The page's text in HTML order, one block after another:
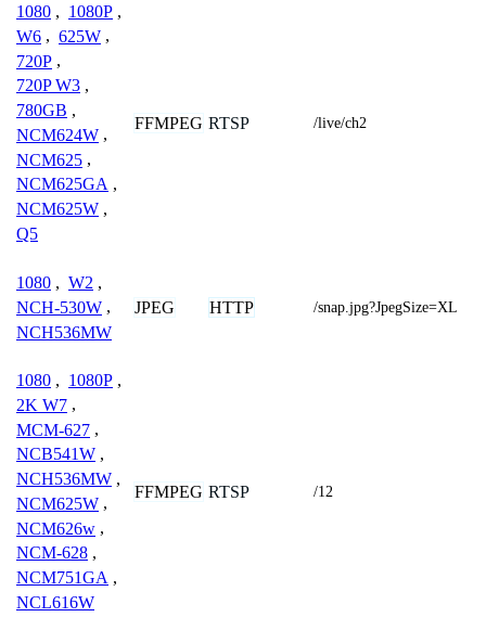
1080 , 1080P ,
W6 , 625W ,
720P ,
720P W3 ,
780GB ,
NCM624W ,
NCM625 ,
NCM625GA ,
NCM625W ,
Q5
FFMPEG RTSP /live/ch2
1080 , W2 ,
NCH-530W ,
NCH536MW
JPEG HTTP /snap.jpg?JpegSize=XL
1080 , 1080P ,
2K W7 ,
MCM-627 ,
NCB541W ,
NCH536MW ,
NCM625W ,
NCM626w ,
NCM-628 ,
NCM751GA ,
NCL616W
FFMPEG RTSP /12